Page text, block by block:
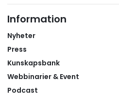
Information
Nyheter
Press
Kunskapsbank
Webbinarier & Event
Podcast